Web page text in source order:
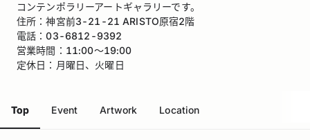
コンテンポラリーアートギャラリーです。
住所：神宮前3-21-21 ARISTO原宿2階
電話：03-6812-9392
営業時間：11:00〜19:00
定休日：月曜日、火曜日
Top Event Artwork Location